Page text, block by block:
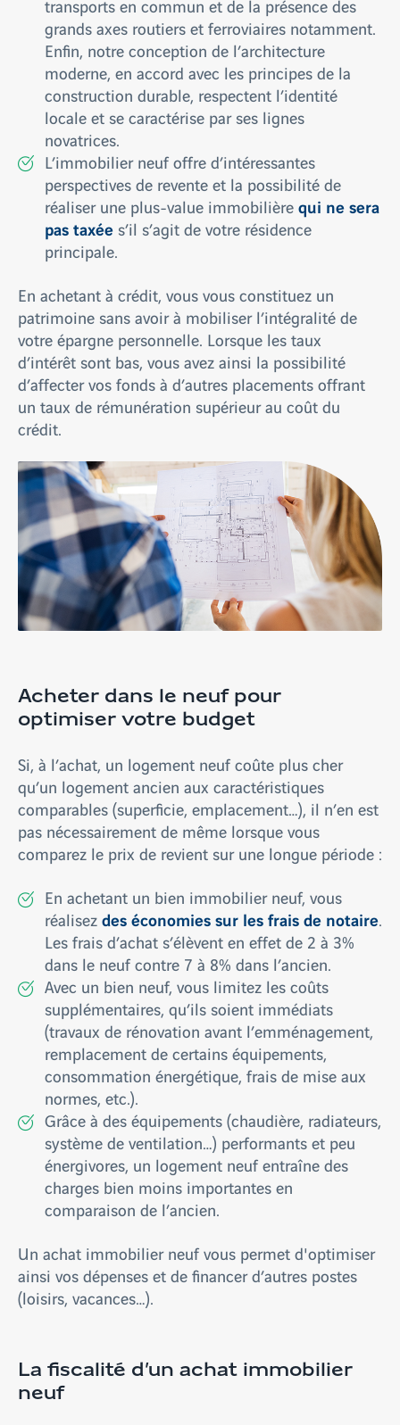
transports en commun et de la présence des
grands axes routiers et ferroviaires notamment.
Enfin, notre conception de l’architecture
moderne, en accord avec les principes de la
construction durable, respectent l’identité
locale et se caractérise par ses lignes
novatrices.
L’immobilier neuf offre d’intéressantes
perspectives de revente et la possibilité de
réaliser une plus-value immobilièrequi ne sera
pas taxée s’il s’agit de votre résidence
principale.
En achetant à crédit, vous vous constituez un
patrimoine sans avoir à mobiliser l’intégralité de
votre épargne personnelle. Lorsque les taux
d’intérêt sont bas, vous avez ainsi la possibilité
d’affecter vos fonds à d’autres placements offrant
un taux de rémunération supérieur au coût du
crédit.
Acheter dans le neuf pour
optimiser votre budget
Si, à l’achat, un logement neuf coûte plus cher
qu’un logement ancien aux caractéristiques
comparables (superficie, emplacement…), il n’en est
pas nécessairement de même lorsque vous
comparez le prix de revient sur une longue période :
En achetant un bien immobilier neuf, vous
réalisezdes économies sur les frais de notaire.
Les frais d’achat s’élèvent en effet de 2 à 3%
dans le neuf contre 7 à 8% dans l’ancien.
Avec un bien neuf, vous limitez les coûts
supplémentaires, qu’ils soient immédiats
(travaux de rénovation avant l’emménagement,
remplacement de certains équipements,
consommation énergétique, frais de mise aux
normes, etc.).
Grâce à des équipements (chaudière, radiateurs,
système de ventilation…) performants et peu
énergivores, un logement neuf entraîne des
charges bien moins importantes en
comparaison de l’ancien.
Un achat immobilier neuf vous permet d'optimiser
ainsi vos dépenses et de financer d’autres postes
(loisirs, vacances…).
La fiscalité d’un achat immobilier
neuf